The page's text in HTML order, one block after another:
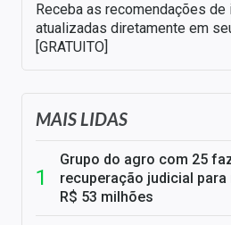
Receba as recomendações
atualizadas diretamente em
[GRATUITO]
MAIS LIDAS
Grupo do agro com 25
recuperação judicial
R$ 53 milhões